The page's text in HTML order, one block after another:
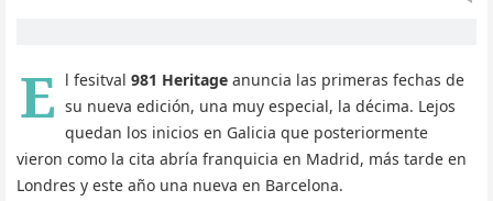
E l fesitval 981 Heritage anuncia las primeras fechas de
su nueva edición, una muy especial, la décima. Lejos
quedan los inicios en Galicia que posteriormente
vieron como la cita abría franquicia en Madrid, más tarde en
Londres y este año una nueva en Barcelona.